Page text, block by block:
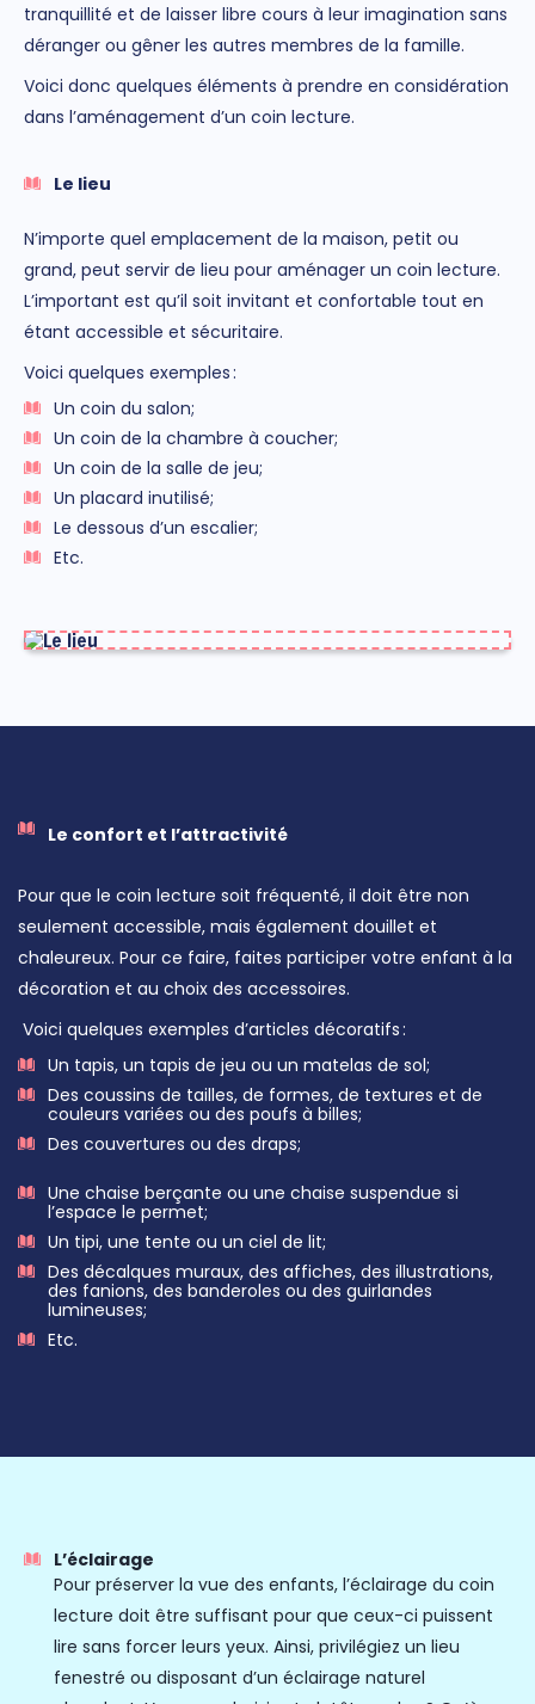
tranquillité et de laisser libre cours à leur imagination sans
déranger ou gêner les autres membres de la famille.
Voici donc quelques éléments à prendre en considération
dans l’aménagement d’un coin lecture.
Le lieu
N’importe quel emplacement de la maison, petit ou
grand, peut servir de lieu pour aménager un coin lecture.
L’important est qu’il soit invitant et confortable tout en
étant accessible et sécuritaire.
Voici quelques exemples :
Un coin du salon;
Un coin de la chambre à coucher;
Un coin de la salle de jeu;
Un placard inutilisé;
Le dessous d’un escalier;
Etc.
Le confort et l’attractivité
Pour que le coin lecture soit fréquenté, il doit être non
seulement accessible, mais également douillet et
chaleureux. Pour ce faire, faites participer votre enfant à la
décoration et au choix des accessoires.
Voici quelques exemples d’articles décoratifs :
Un tapis, un tapis de jeu ou un matelas de sol;
Des coussins de tailles, de formes, de textures et de
couleurs variées ou des poufs à billes;
Des couvertures ou des draps;
Une chaise berçante ou une chaise suspendue si
l’espace le permet;
Un tipi, une tente ou un ciel de lit;
Des décalques muraux, des affiches, des illustrations,
des fanions, des banderoles ou des guirlandes
lumineuses;
Etc.
L’éclairage
Pour préserver la vue des enfants, l’éclairage du coin
lecture doit être suffisant pour que ceux-ci puissent
lire sans forcer leurs yeux. Ainsi, privilégiez un lieu
fenestré ou disposant d’un éclairage naturel